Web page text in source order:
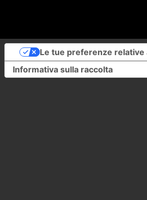
Informativa sulla raccolta
Le tue preferenze relative